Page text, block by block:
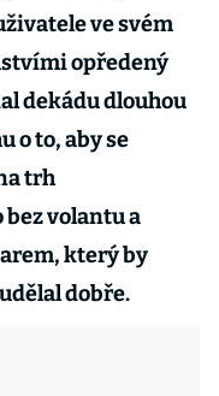
ve svém
opředený
dekádu dlouhou
o to, aby se
trh
volantu a
který by
dobře.